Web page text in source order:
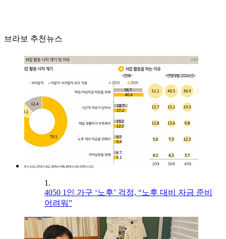
브라보 추천뉴스
1.
4050 1인 가구 ‘노후’ 걱정, “노후 대비 자금 준비
어려워”